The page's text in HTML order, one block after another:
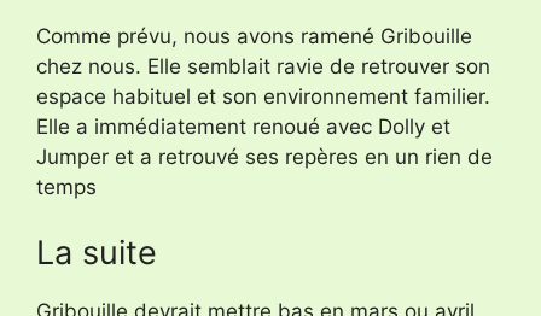
Comme prévu, nous avons ramené Gribouille
chez nous. Elle semblait ravie de retrouver son
espace habituel et son environnement familier.
Elle a immédiatement renoué avec Dolly et
Jumper et a retrouvé ses repères en un rien de
temps
La suite
Gribouille devrait mettre bas en mars ou avril